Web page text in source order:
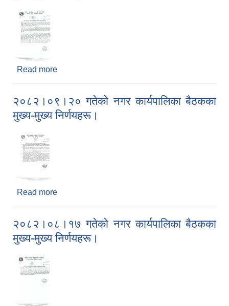
Read more
२०८२।०९।२० गतेको नगर कार्यपालिका बैठकका
मुख्य-मुख्य निर्णयहरू।
Read more
२०८२।०८।१७ गतेको नगर कार्यपालिका बैठकका
मुख्य-मुख्य निर्णयहरू।